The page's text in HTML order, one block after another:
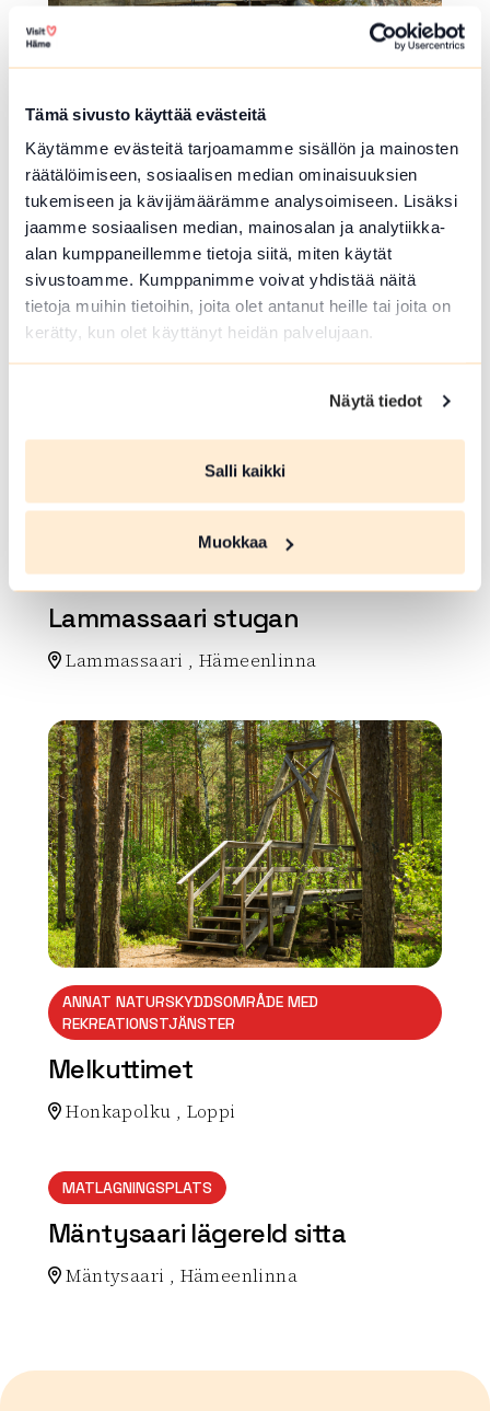
Tämä sivusto käyttää evästeitä
Käytämme evästeitä tarjoamamme sisällön ja mainosten
räätälöimiseen, sosiaalisen median ominaisuuksien
tukemiseen ja kävijämäärämme analysoimiseen. Lisäksi
jaamme sosiaalisen median, mainosalan ja analytiikka-
alan kumppaneillemme tietoja siitä, miten käytät
sivustoamme. Kumppanimme voivat yhdistää näitä
tietoja muihin tietoihin, joita olet antanut heille tai joita on
kerätty, kun olet käyttänyt heidän palvelujaan.
Näytä tiedot
Salli kaikki
Muokkaa
Myllylahti vinskyddetmed
Härkätie 850 , Tammela
Myllylahti vindskyddet är en perfekt plats för e
n paus och att njuta av sjöutsikten.
Lue lisää luontokohteesta Myllylahti vinskyddetmed
array(0) { }
VINDSKYDD ELLER KÅTA
Lammassaari stugan
Lammassaari , Hämeenlinna
array(0) { }
ANNAT NATURSKYDDSOMRÅDE MED
REKREATIONSTJÄNSTER
Melkuttimet
Honkapolku , Loppi
MATLAGNINGSPLATS
Mäntysaari lägereld sitta
Mäntysaari , Hämeenlinna